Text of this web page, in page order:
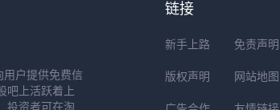
户提供免费信
吧上活跃着上
投资者可在淘
链接
新手上路 免责声明
版权声明 网站地图